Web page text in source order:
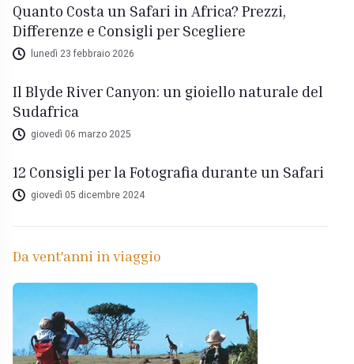
Quanto Costa un Safari in Africa? Prezzi,
Differenze e Consigli per Scegliere
lunedì 23 febbraio 2026
Il Blyde River Canyon: un gioiello naturale del
Sudafrica
giovedì 06 marzo 2025
12 Consigli per la Fotografia durante un Safari
giovedì 05 dicembre 2024
Da vent'anni in viaggio